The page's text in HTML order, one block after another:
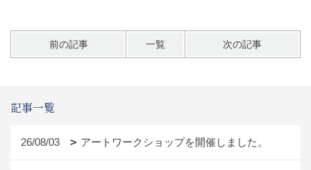
前の記事 一覧 次の記事
記事一覧
26/08/03 アートワークショップを開催しました。